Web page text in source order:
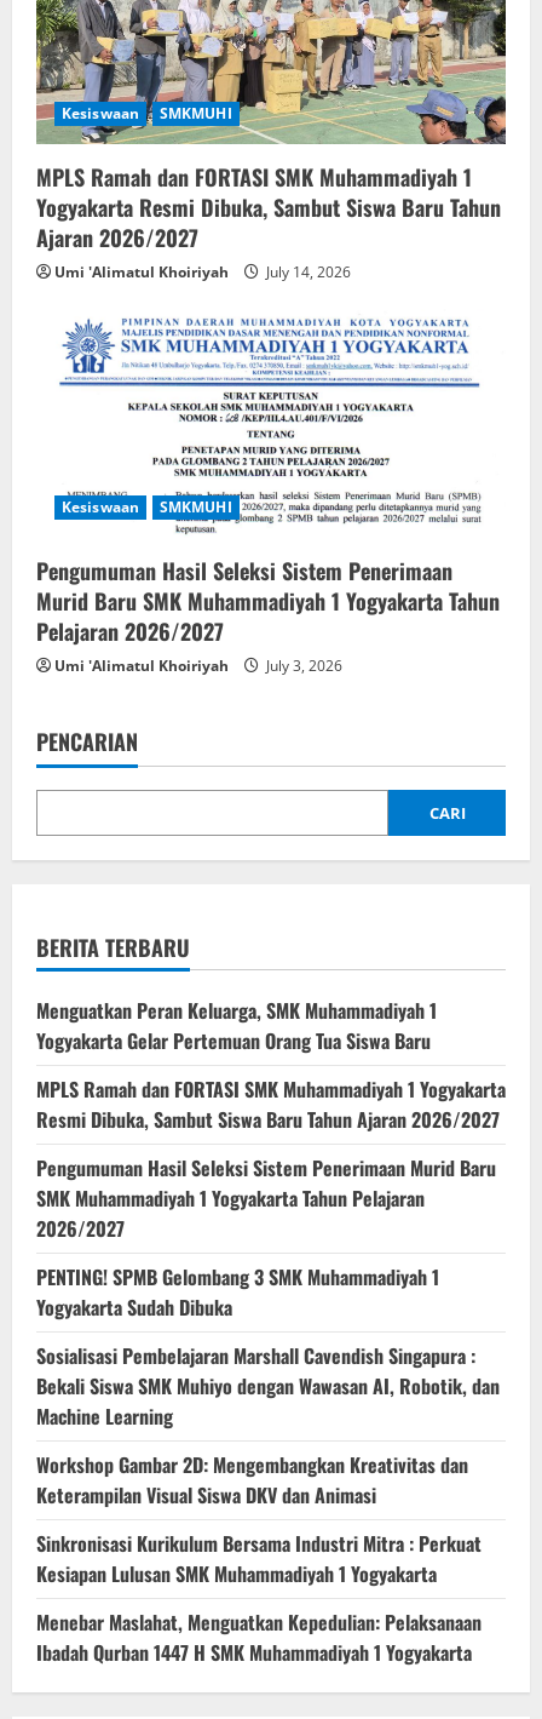
o
n Kesiswaan SMKMUHI
MPLS Ramah dan FORTASI SMK Muhammadiyah 1
Yogyakarta Resmi Dibuka, Sambut Siswa Baru Tahun
Ajaran 2026/2027
Umi 'Alimatul Khoiriyah July 14, 2026
Kesiswaan SMKMUHI
Pengumuman Hasil Seleksi Sistem Penerimaan
Murid Baru SMK Muhammadiyah 1 Yogyakarta Tahun
Pelajaran 2026/2027
Umi 'Alimatul Khoiriyah July 3, 2026
PENCARIAN
CARI
BERITA TERBARU
Menguatkan Peran Keluarga, SMK Muhammadiyah 1
Yogyakarta Gelar Pertemuan Orang Tua Siswa Baru
MPLS Ramah dan FORTASI SMK Muhammadiyah 1 Yogyakarta
Resmi Dibuka, Sambut Siswa Baru Tahun Ajaran 2026/2027
Pengumuman Hasil Seleksi Sistem Penerimaan Murid Baru
SMK Muhammadiyah 1 Yogyakarta Tahun Pelajaran
2026/2027
PENTING! SPMB Gelombang 3 SMK Muhammadiyah 1
Yogyakarta Sudah Dibuka
Sosialisasi Pembelajaran Marshall Cavendish Singapura :
Bekali Siswa SMK Muhiyo dengan Wawasan AI, Robotik, dan
Machine Learning
Workshop Gambar 2D: Mengembangkan Kreativitas dan
Keterampilan Visual Siswa DKV dan Animasi
Sinkronisasi Kurikulum Bersama Industri Mitra : Perkuat
Kesiapan Lulusan SMK Muhammadiyah 1 Yogyakarta
Menebar Maslahat, Menguatkan Kepedulian: Pelaksanaan
Ibadah Qurban 1447 H SMK Muhammadiyah 1 Yogyakarta